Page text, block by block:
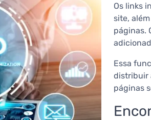
Os links
site,
páginas.
Essa
distribuir
páginas